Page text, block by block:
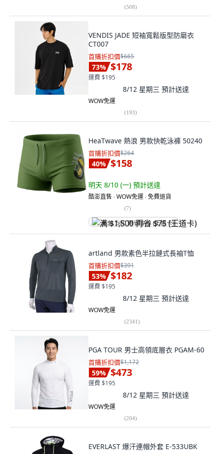
(508)
VENDIS JADE 短袖寬鬆版型防磨衣
CT007
首購折扣價$665
73% $178
運費 $195
8/12 星期三 預計送達
WOW免運
(193)
HeaTwave 熱浪 男款快乾泳褲 50240
首購折扣價$264
40% $158
明天 8/10 (一) 預計送達
酷澎直售 ∙ WOW免運 ∙ 免費退貨
(7)
满 $1,500 再省 $75 (王道卡)
artland 男款素色半拉鏈式長袖T恤
首購折扣價$391
53% $182
運費 $195
8/12 星期三 預計送達
WOW免運
(2341)
PGA TOUR 男士高領底層衣 PGAM-60
首購折扣價$1,172
59% $473
運費 $195
8/12 星期三 預計送達
WOW免運
(204)
EVERLAST 爆汗連帽外套 E-533UBK